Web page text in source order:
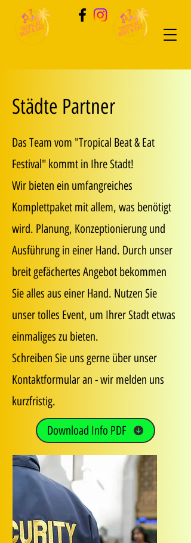
Städte Partner
Das Team vom "Tropical Beat & Eat
Festival" kommt in Ihre Stadt!
Wir bieten ein umfangreiches
Komplettpaket mit allem, was benötigt
wird. Planung, Konzeptionierung und
Ausführung in einer Hand. Durch unser
breit gefächertes Angebot bekommen
Sie alles aus einer Hand. Nutzen Sie
unser tolles Event, um Ihrer Stadt etwas
einmaliges zu bieten.
Schreiben Sie uns gerne über unser
Kontaktformular an - wir melden uns
kurzfristig.
Download Info PDF